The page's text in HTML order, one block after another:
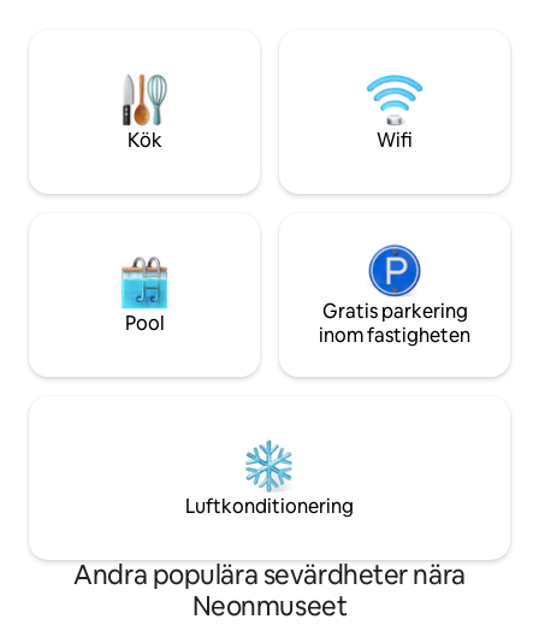
flygplatsen. - Möbler i Mission/Arts and
Craft-stil som är autentiska för
perioden. - Fantastisk originalkonst från
lokala konstnärer. - Extremt säkert
Gratis parkering
elbilsladdare på
familjevänligt.
Kök Wifi
Pool
Gratis parkering
inom fastigheten
Luftkonditionering
Andra populära sevärdheter nära
Neonmuseet